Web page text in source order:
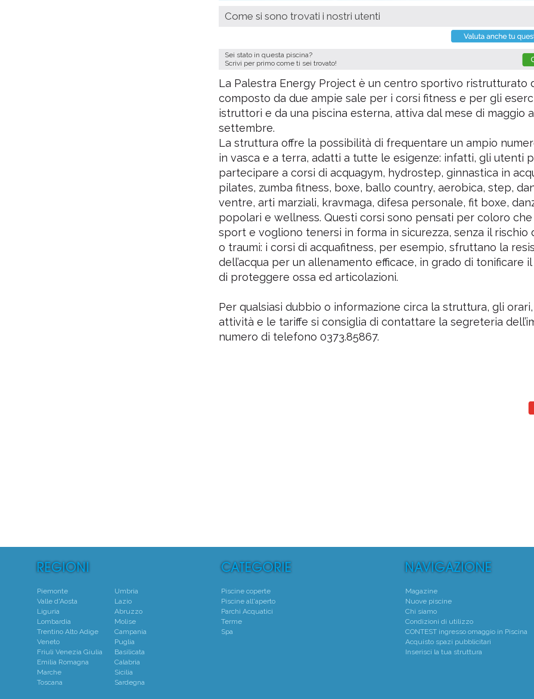
Come si sono trovati i nostri utenti
Sei stato in questa piscina?
Scrivi per primo come ti sei trovato!
La Palestra Energy Project è un centro sportivo ristrutturato
composto da due ampie sale per i corsi fitness e per gli
istruttori e da una piscina esterna, attiva dal mese di maggio
settembre.
La struttura offre la possibilità di frequentare un ampio
in vasca e a terra, adatti a tutte le esigenze: infatti, gli utenti
partecipare a corsi di acquagym, hydrostep, ginnastica in
pilates, zumba fitness, boxe, ballo country, aerobica, step,
ventre, arti marziali, kravmaga, difesa personale, fit boxe,
popolari e wellness. Questi corsi sono pensati per coloro
sport e vogliono tenersi in forma in sicurezza, senza il rischio
o traumi: i corsi di acquafitness, per esempio, sfruttano la
dell’acqua per un allenamento efficace, in grado di tonificare
di proteggere ossa ed articolazioni.
Per qualsiasi dubbio o informazione circa la struttura, gli
attività e le tariffe si consiglia di contattare la segreteria
numero di telefono 0373.85867.
Piemonte
Valle d'Aosta
Liguria
Lombardia
Trentino Alto Adige
Veneto
Friuli Venezia Giulia
Emilia Romagna
Marche
Toscana
Umbria
Lazio
Abruzzo
Molise
Campania
Puglia
Basilicata
Calabria
Sicilia
Sardegna
Piscine coperte
Piscine all'aperto
Parchi Acquatici
Terme
Spa
Magazine
Nuove piscine
Chi siamo
Condizioni di utilizzo
CONTEST ingresso omaggio in Piscina
Acquisto spazi pubblicitari
Inserisci la tua struttura